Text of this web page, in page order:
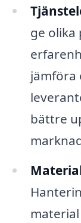
ge olika
jämföra
bättre